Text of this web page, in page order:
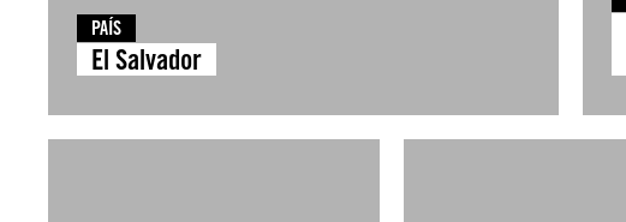
PAÍS
El Salvador